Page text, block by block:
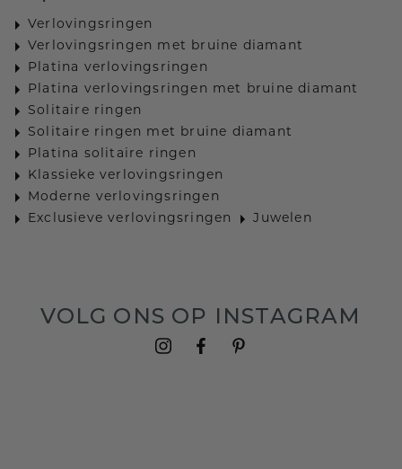
Verlovingsringen
Verlovingsringen met bruine diamant
Platina verlovingsringen
Platina verlovingsringen met bruine diamant
Solitaire ringen
Solitaire ringen met bruine diamant
Platina solitaire ringen
Klassieke verlovingsringen
Moderne verlovingsringen
Exclusieve verlovingsringen
Juwelen
VOLG ONS OP INSTAGRAM